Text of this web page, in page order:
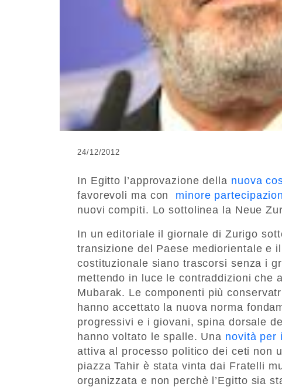
24/12/2012
In Egitto l’approvazione della nuova
favorevoli ma con minore
nuovi compiti. Lo sottolinea la Neue
In un editoriale il giornale di Zurigo
transizione del Paese mediorientale e
costituzionale siano trascorsi senza i
mettendo in luce le contraddizioni che
Mubarak. Le componenti più
hanno accettato la nuova norma
progressivi e i giovani, spina dorsale
hanno voltato le spalle. Una novità per
attiva al processo politico dei ceti non
piazza Tahir è stata vinta dai Fratelli
organizzata e non perchè l’Egitto sia